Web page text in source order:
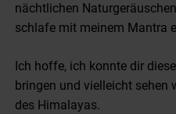
nächtlichen
schlafe mit meinem Mantra
Ich hoffe, ich konnte dir
bringen und vielleicht sehen
des Himalayas.